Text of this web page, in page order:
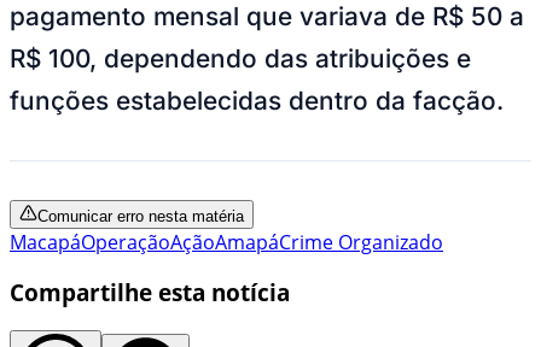
pagamento mensal que variava de R$ 50 a
R$ 100, dependendo das atribuições e
funções estabelecidas dentro da facção.
Comunicar erro nesta matéria
MacapáOperaçãoAçãoAmapáCrime Organizado
Compartilhe esta notícia